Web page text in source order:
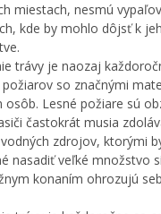
miestach, nesmú
kde by mohlo dôjsť k
trávy je naozaj
so značnými
osôb. Lesné požiare sú
častokrát musia
zdrojov, ktorými
nasadiť veľké množstvo
konaním ohrozujú